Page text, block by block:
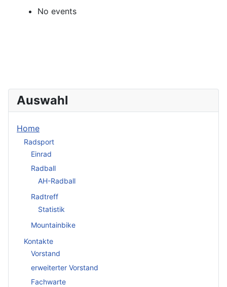
No events
Auswahl
Home
Radsport
Einrad
Radball
AH-Radball
Radtreff
Statistik
Mountainbike
Kontakte
Vorstand
erweiterter Vorstand
Fachwarte